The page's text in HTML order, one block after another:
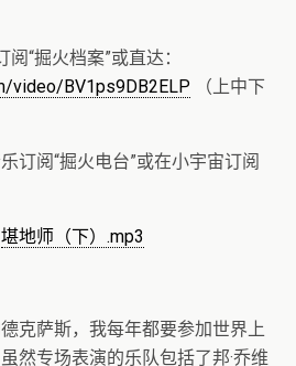
“掘火档案”或直达：
video/BV1ps9DB2ELP （上中下
订阅“掘火电台”或在小宇宙订阅
堪地师（下）.mp3
克萨斯，我每年都要参加世界上
然专场表演的乐队包括了邦·乔维